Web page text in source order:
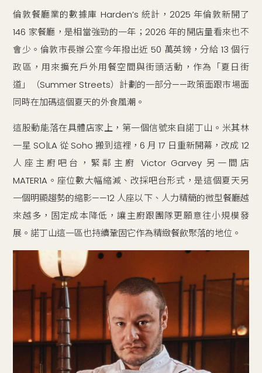
倫敦餐廳業的數據庫 Harden’s 統計，2025 年倫敦新開了
146 家餐廳，是相當強勁的一年；2026 年的開店量看來也不
會少。倫敦市長辦公室今年撥出近 50 萬英鎊，分給 13 個行
政區，用來擴充戶外用餐空間與街頭活動，作為「夏日街
道」（Summer Streets）計劃的一部分——政策面跟市場面
同時在加碼這個夏天的外食風潮。
這股動能落在具體店家上，第一個信號來自諾丁山。米其林
一星 SO|LA 從 Soho 搬到這裡，6 月 17 日重新開幕，改成 12
人座主廚吧台，緊鄰主廚 Victor Garvey 另一間店
MATER1A。座位數大幅縮減、改採吧台形式，是這個夏天另
一個明顯趨勢的縮影——12 人座以下、人力精簡的微型餐廳越
來越多，固定成本降低，讓主廚跟團隊更願意往小規模發
展。諾丁山這一區也持續鞏固它作為精緻餐飲聚落的地位。